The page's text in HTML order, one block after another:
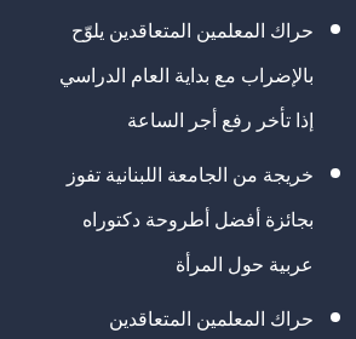
حراك المعلمين المتعاقدين يلوّح
بالإضراب مع بداية العام الدراسي
إذا تأخر رفع أجر الساعة
خريجة من الجامعة اللبنانية تفوز
بجائزة أفضل أطروحة دكتوراه
عربية حول المرأة
حراك المعلمين المتعاقدين